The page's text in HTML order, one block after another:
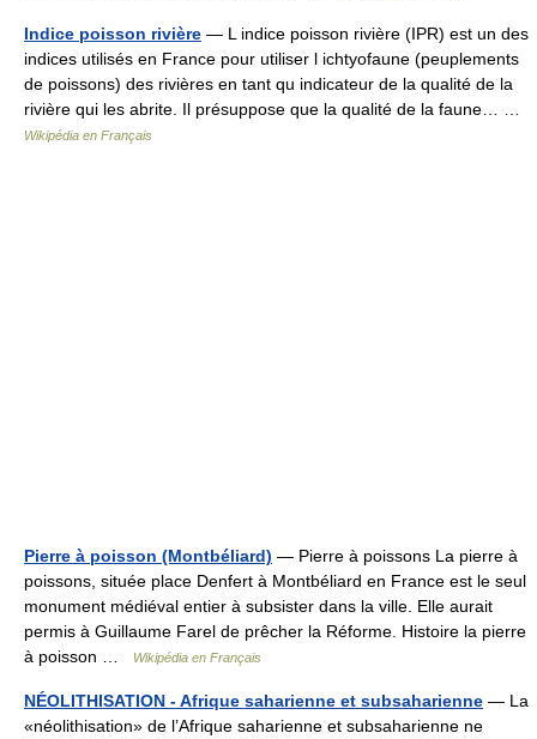
Indice poisson rivière — L indice poisson rivière (IPR) est un des
indices utilisés en France pour utiliser l ichtyofaune (peuplements
de poissons) des rivières en tant qu indicateur de la qualité de la
rivière qui les abrite. Il présuppose que la qualité de la faune… …
Wikipédia en Français
Pierre à poisson (Montbéliard) — Pierre à poissons La pierre à
poissons, située place Denfert à Montbéliard en France est le seul
monument médiéval entier à subsister dans la ville. Elle aurait
permis à Guillaume Farel de prêcher la Réforme. Histoire la pierre
à poisson …
Wikipédia en Français
NÉOLITHISATION - Afrique saharienne et subsaharienne — La
«néolithisation» de l’Afrique saharienne et subsaharienne ne